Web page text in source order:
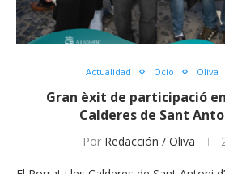
Actualidad Ocio Oliva
Gran èxit de participació
Calderes de Sant
Por Redacción / Oliva